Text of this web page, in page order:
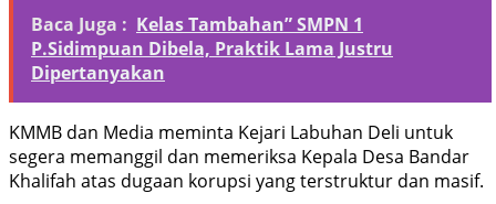
Baca Juga : Kelas Tambahan” SMPN 1
P.Sidimpuan Dibela, Praktik Lama Justru
Dipertanyakan
KMMB dan Media meminta Kejari Labuhan Deli untuk
segera memanggil dan memeriksa Kepala Desa Bandar
Khalifah atas dugaan korupsi yang terstruktur dan masif.